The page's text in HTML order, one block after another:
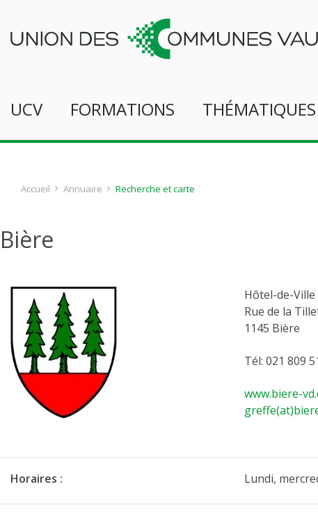
UCV FORMATIONS THÉMATIQUES
Accueil Annuaire Recherche et carte
Bière
Hôtel-de-Ville
Rue de la
1145 Bière
Tél: 021 809
www.biere-
Horaires : Lundi,